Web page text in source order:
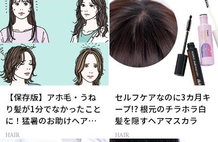
【保存版】アホ毛・うね
り髪が1分でなかったこと
に！猛暑のお助けヘアア
イテム16選
HAIR
セルフケアなのに3カ月キ
ープ!? 根元のチラホラ白
髪を隠すヘアマスカラ
HAIR